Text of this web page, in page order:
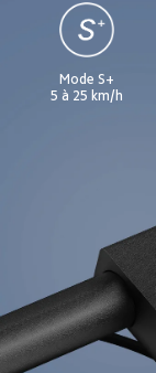
Mode S+
5 à 25 km/h